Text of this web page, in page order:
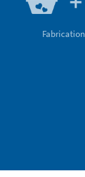
Fabrication